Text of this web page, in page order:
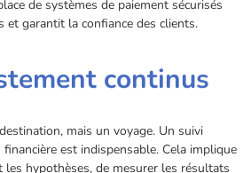
de systèmes de paiement sécurisés
et garantit la confiance des clients.
continus
mais un voyage. Un suivi
est indispensable. Cela implique
les hypothèses, de mesurer les résultats